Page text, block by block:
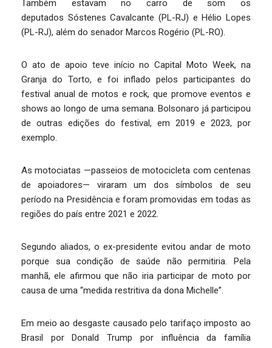
Também estavam no carro de som os
deputados Sóstenes Cavalcante (PL-RJ) e Hélio Lopes
(PL-RJ), além do senador Marcos Rogério (PL-RO).
O ato de apoio teve início no Capital Moto Week, na
Granja do Torto, e foi inflado pelos participantes do
festival anual de motos e rock, que promove eventos e
shows ao longo de uma semana. Bolsonaro já participou
de outras edições do festival, em 2019 e 2023, por
exemplo.
As motociatas —passeios de motocicleta com centenas
de apoiadores— viraram um dos símbolos de seu
período na Presidência e foram promovidas em todas as
regiões do país entre 2021 e 2022.
Segundo aliados, o ex-presidente evitou andar de moto
porque sua condição de saúde não permitiria. Pela
manhã, ele afirmou que não iria participar de moto por
causa de uma “medida restritiva da dona Michelle”.
Em meio ao desgaste causado pelo tarifaço imposto ao
Brasil por Donald Trump por influência da família